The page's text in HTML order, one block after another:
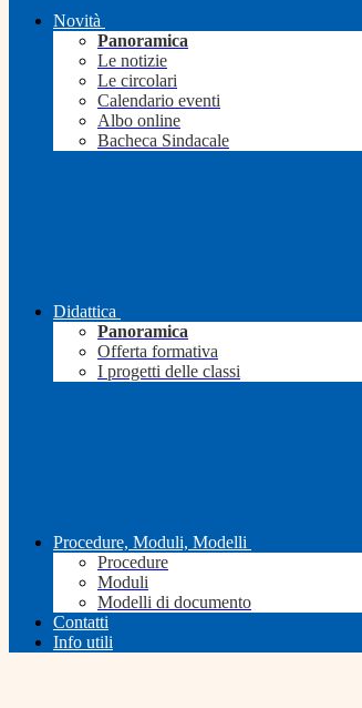
Novità
Panoramica
Le notizie
Le circolari
Calendario eventi
Albo online
Bacheca Sindacale
Didattica
Panoramica
Offerta formativa
I progetti delle classi
Procedure, Moduli, Modelli
Procedure
Moduli
Modelli di documento
Contatti
Info utili